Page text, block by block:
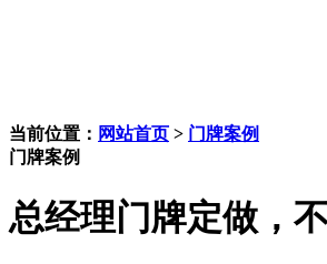
当前位置： 网站首页 > 门牌案例
门牌案例
总经理门牌定做，